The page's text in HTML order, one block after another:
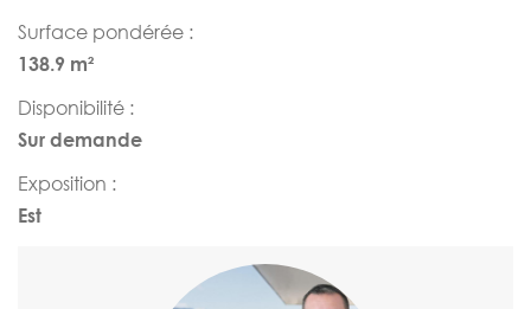
Surface pondérée :
138.9 m²
Disponibilité :
Sur demande
Exposition :
Est